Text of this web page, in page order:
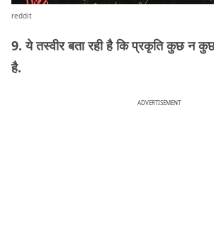
reddit
9. ये तस्वीर बता रही है कि प्रकृति कुछ न
है.
ADVERTISEMENT